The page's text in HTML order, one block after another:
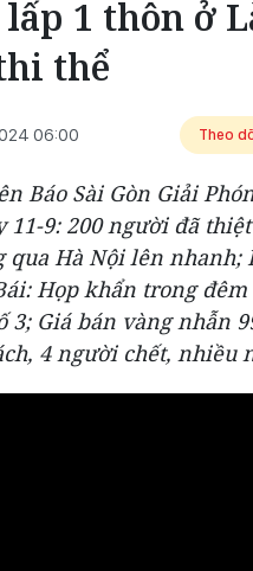
1 thôn ở
thể
06:00 Theo
Báo Sài Gòn Giải
11-9: 200 người đã
qua Hà Nội lên nhanh;
Họp khẩn trong
Giá bán vàng nhẫn
4 người chết, nhiều